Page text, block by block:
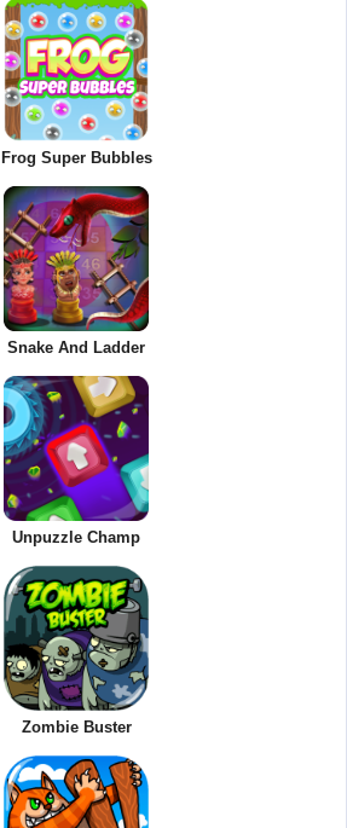
Frog Super Bubbles
Snake And Ladder
Unpuzzle Champ
Zombie Buster